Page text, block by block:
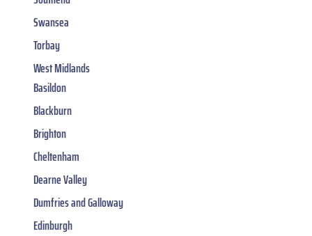
Swansea
Torbay
West Midlands
Basildon
Blackburn
Brighton
Cheltenham
Dearne Valley
Dumfries and Galloway
Edinburgh